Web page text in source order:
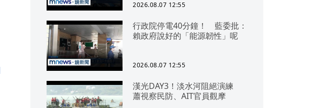
2026.08.07 12:55
行政院停電40分鐘！ 藍委批：
賴政府說好的「能源韌性」呢
2026.08.07 12:55
漢光DAY3！淡水河阻絕演練
蕭視察民防、AIT官員觀摩